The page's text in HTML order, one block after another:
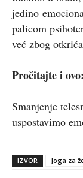
jedino
palicom
već zbog
Pročitajte i ovo:
Smanjenje
uspostavimo
IZVOR Joga za